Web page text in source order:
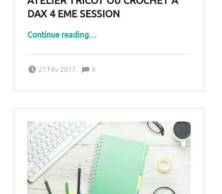
DAX 4 EME SESSION
Continue reading“Atelier tricot ou crochet à Dax 4 eme session”
…
27 Fév 2017
Pascale G&-BdC-WKF
Comments:6